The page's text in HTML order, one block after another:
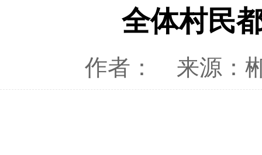
全体村民
作者： 来源：